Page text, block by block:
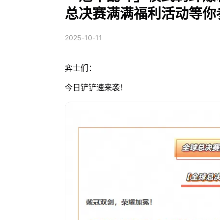
总决赛满满福利活动等
2025-10-11
弈士们：
今日铲铲速来袭！